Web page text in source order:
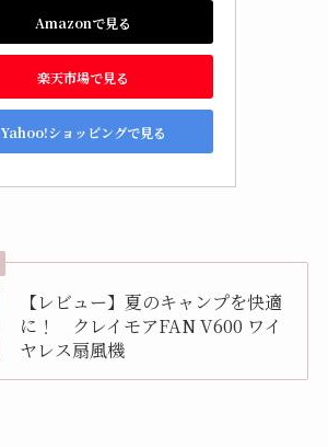
Amazonで見る
楽天市場で見る
Yahoo!ショッピングで見る
【レビュー】夏のキャンプを快適
に！ クレイモアFAN V600 ワイ
ヤレス扇風機